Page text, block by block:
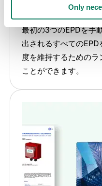
Only
自動EPD検証
最初の3つのEPDを手
出されるすべての
度を維持するための
ことができます。